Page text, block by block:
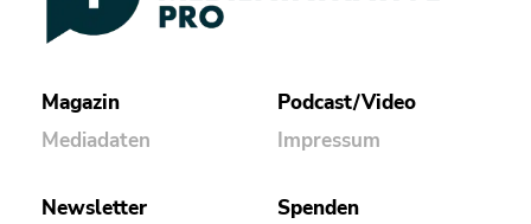
Magazin
Mediadaten
Podcast/Video
Impressum
Newsletter
Spenden